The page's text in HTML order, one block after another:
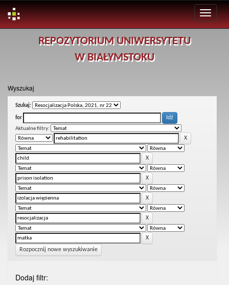
REPOZYTORIUM UNIWERSYTETU
W BIAŁYMSTOKU
Wyszukaj
Szukaj:
for
Aktualne filtry:
Rozpocznij nowe wyszukiwanie
Dodaj filtr: